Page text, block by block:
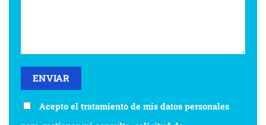
Acepto el tratamiento de mis datos personales